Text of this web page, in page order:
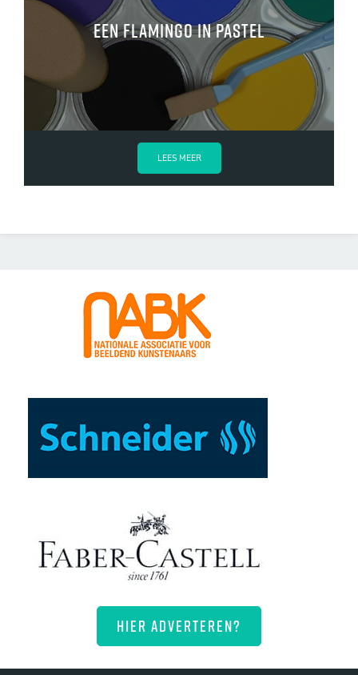
Een flamingo in pastel
LEES MEER
HIER ADVERTEREN?